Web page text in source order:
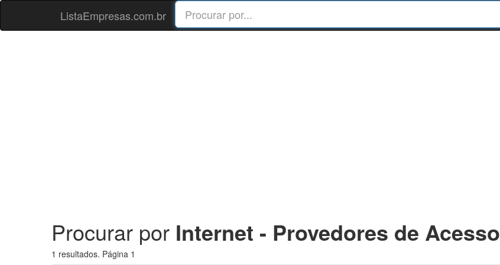
ListaEmpresas.com.br
Procurar por Internet - Provedores de Acesso
1 resultados. Página 1